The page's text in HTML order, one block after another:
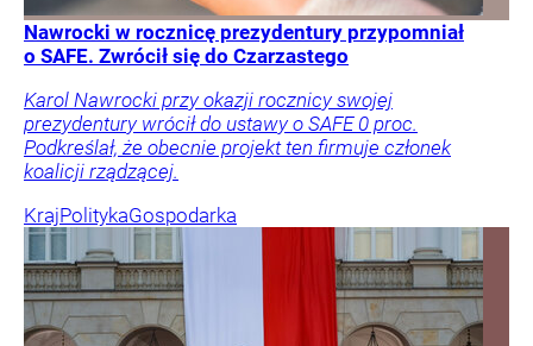
Nawrocki w rocznicę prezydentury przypomniał
o SAFE. Zwrócił się do Czarzastego
Karol Nawrocki przy okazji rocznicy swojej
prezydentury wrócił do ustawy o SAFE 0 proc.
Podkreślał, że obecnie projekt ten firmuje członek
koalicji rządzącej.
KrajPolitykaGospodarka